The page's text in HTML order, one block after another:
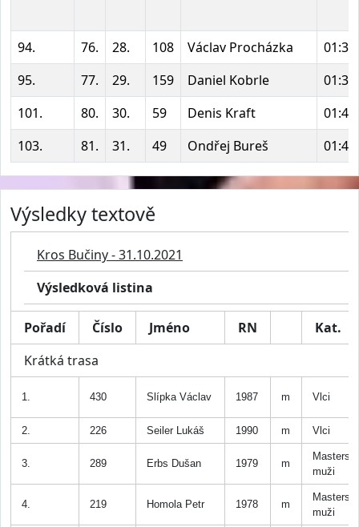
94. 76. 28. 108 Václav Procházka
95.
77. 29. 159 Daniel Kobrle
101.
80. 30. 59 Denis Kraft
103.
81. 31. 49 Ondřej Bureš
Výsledky textově
Kros Bučiny - 31.10.2021
Výsledková listina
Pořadí Číslo Jméno RN
Kat.
Krátká trasa
1. 430 Slípka Václav 1987 m Vlci
2. 226 Seiler Lukáš 1990 m Vlci
3. 289 Erbs Dušan 1979 m
Masters
muži
4. 219 Homola Petr 1978 m
Masters
muži